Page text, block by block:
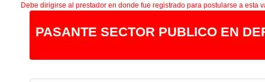
Debe dirigirse al prestador en donde fue registrado para postularse a esta
PASANTE SECTOR PUBLICO EN